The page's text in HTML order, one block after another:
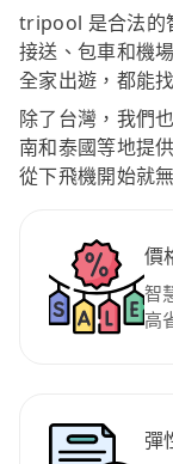
tripool 是合法的
接送、包車和機
全家出遊，都能
除了台灣，我們
南和泰國等地提
從下飛機開始就
價
智
高
彈